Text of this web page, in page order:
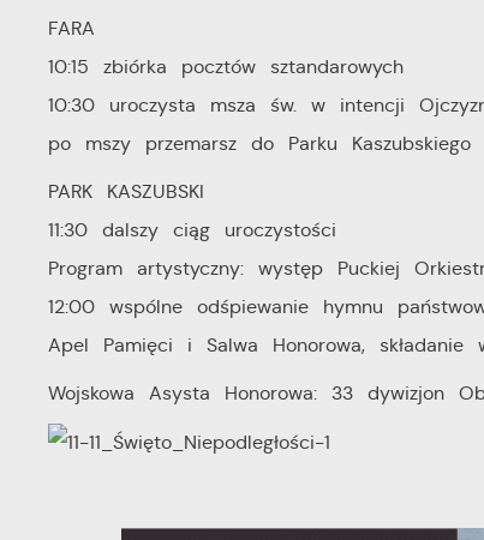
FARA
10:15 zbiórka pocztów sztandarowych
10:30 uroczysta msza św. w intencji
po mszy przemarsz do Parku Kaszubskiego
PARK KASZUBSKI
11:30 dalszy ciąg uroczystości
Program artystyczny: występ Puckiej
12:00 wspólne odśpiewanie hymnu
Apel Pamięci i Salwa Honorowa, składanie
Wojskowa Asysta Honorowa: 33 dywizjon